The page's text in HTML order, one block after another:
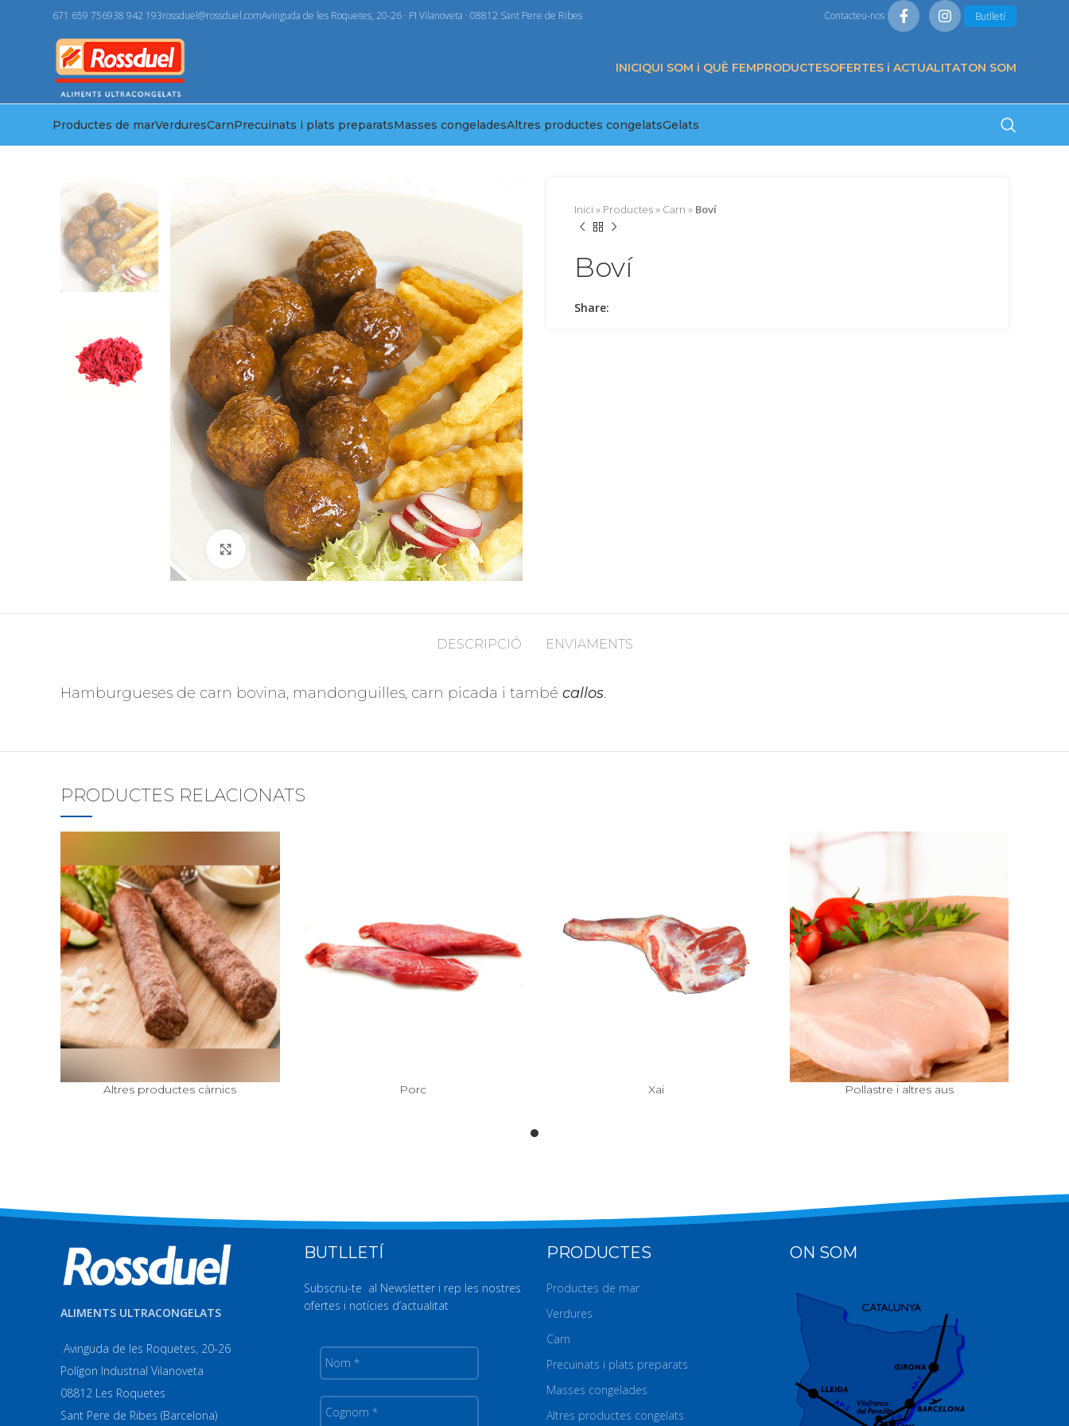
671 659 756938 942 193rossduel@rossduel.comAvinguda de les Roquetes, 20-26 · PI Vilanoveta · 08812 Sant Pere de Ribes Contacteu-nos Butlletí
INICIQUI SOM i QUÈ FEMPRODUCTESOFERTES i ACTUALITATON SOM
Productes de marVerduresCarnPrecuinats i plats preparatsMasses congeladesAltres productes congelatsGelats
Feu clic per ampliar
Inici » Productes» Carn » Boví
Boví
Share:
DESCRIPCIÓ ENVIAMENTS
Hamburgueses de carn bovina, mandonguilles, carn picada i també callos.
PRODUCTES RELACIONATS
Altres productes càrnics Porc Xai Pollastre i altres aus
ALIMENTS ULTRACONGELATS
Avinguda de les Roquetes, 20-26
Polígon Industrial Vilanoveta
08812 Les Roquetes
Sant Pere de Ribes (Barcelona)
BUTLLETÍ
Subscriu-te al Newsletter i rep les nostres
ofertes i notícies d’actualitat
Nom
Cognom
PRODUCTES
Productes de mar
Verdures
Carn
Precuinats i plats preparats
Masses congelades
Altres productes congelats
ON SOM